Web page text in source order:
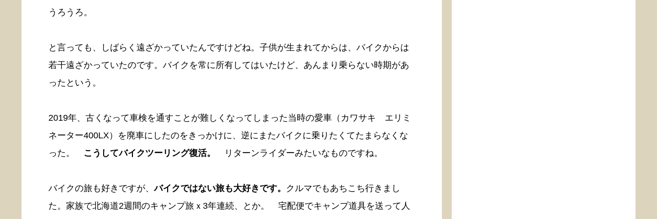
うろうろ。
と言っても、しばらく遠ざかっていたんですけどね。子供が生まれてからは、バイクからは
若干遠ざかっていたのです。バイクを常に所有してはいたけど、あんまり乗らない時期があ
ったという。
2019年、古くなって車検を通すことが難しくなってしまった当時の愛車（カワサキ エリミ
ネーター400LX）を廃車にしたのをきっかけに、逆にまたバイクに乗りたくてたまらなくな
った。 こうしてバイクツーリング復活。 リターンライダーみたいなものですね。
バイクの旅も好きですが、バイクではない旅も大好きです。 クルマでもあちこち行きまし
た。家族で北海道2週間のキャンプ旅ｘ3年連続、とか。 宅配便でキャンプ道具を送って人